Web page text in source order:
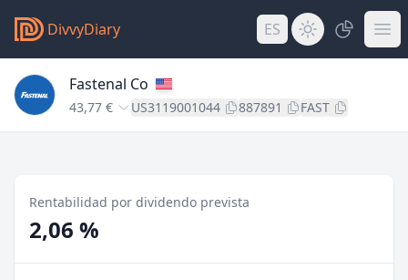
DivvyDiary ES
Fastenal Co
43,77 € US3119001044 887891 FAST
Rentabilidad por dividendo prevista
2,06 %